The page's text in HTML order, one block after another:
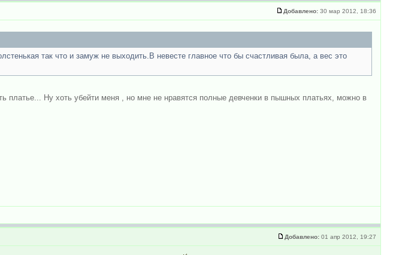
Добавлено: 30 мар 2012, 18:36
так что и замуж не выходить.В невесте главное что бы счастливая была, а вес это
платье... Ну хоть убейти меня , но мне не нравятся полные девченки в пышных платьях, можно в
Добавлено: 01 апр 2012, 19:27